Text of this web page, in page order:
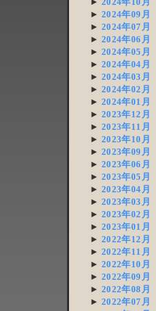
► 2024年09月
► 2024年07月
► 2024年06月
► 2024年05月
► 2024年04月
► 2024年03月
► 2024年02月
► 2024年01月
► 2023年12月
► 2023年11月
► 2023年10月
► 2023年09月
► 2023年06月
► 2023年05月
► 2023年04月
► 2023年03月
► 2023年02月
► 2023年01月
► 2022年12月
► 2022年11月
► 2022年10月
► 2022年09月
► 2022年08月
► 2022年07月